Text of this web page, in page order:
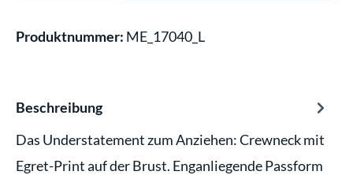
Produktnummer: ME_17040_L
Beschreibung
Das Understatement zum Anziehen: Crewneck mit
Egret-Print auf der Brust. Enganliegende Passform